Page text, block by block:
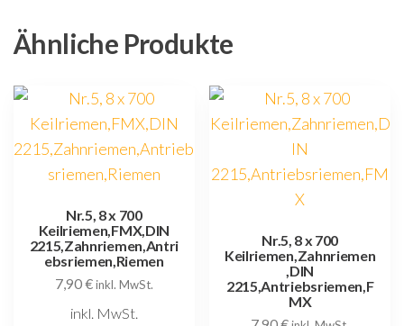
Ähnliche Produkte
Nr.5, 8 x 700
Keilriemen,FMX,DIN
2215,Zahnriemen,Antri
ebsriemen,Riemen
7,90€inkl. MwSt.
inkl. MwSt.
Nr.5, 8 x 700
Keilriemen,Zahnriemen
,DIN
2215,Antriebsriemen,F
MX